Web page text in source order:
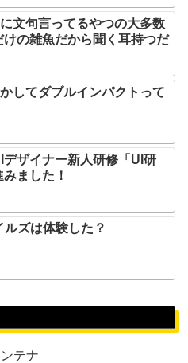
文句言ってるやつの大多数
けの雑魚だから聞く耳持つだ
してダブルインパクトって
ザイナー新人研修「UI研
ました！
ルズは体験した？
テナ